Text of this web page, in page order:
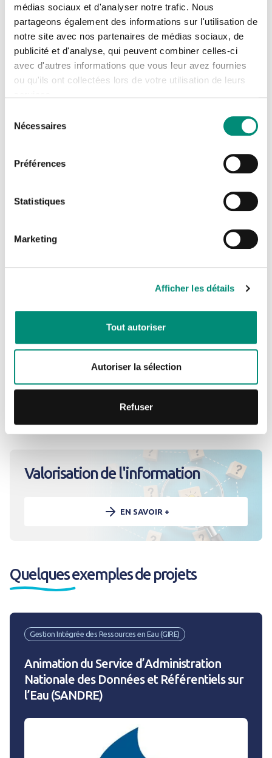
médias sociaux et d'analyser notre trafic. Nous
partageons également des informations sur l'utilisation de
notre site avec nos partenaires de médias sociaux, de
publicité et d'analyse, qui peuvent combiner celles-ci
avec d'autres informations que vous leur avez fournies
ou qu'ils ont collectées lors de votre utilisation de leurs
Nécessaires
Préférences
Statistiques
Marketing
Afficher les détails
Tout autoriser
Autoriser la sélection
Refuser
d’intérêt général. L’OiEau vous accompagne
dans vos projets de transformation
numérique en élaborant des systèmes
d’information interopérables favorisant le
pragmatique encourage nos partenaires à
efficace dans la conception de leur système
Dimitri Meunier
Nationale des Données et Référentiels sur l’Eau - France -
Valorisation de l'information
EN SAVOIR +
Quelques exemples de projets
Gestion Intégrée des Ressources en Eau (GIRE)
Animation du Service d’Administration
Nationale des Données et Référentiels sur
l’Eau (SANDRE)
Se connecter
J'ai déjà un compte
Adresse email *
Je n'ai pas de compte
CRÉER UN COMPTE